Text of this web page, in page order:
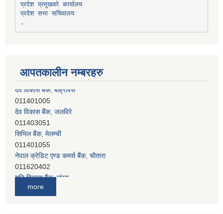
प्रदेश प्रमुखको कार्यालय
प्रदेश सभा सचिवालय
आपतकालीन नम्बरहरु
देव विकास बैंक, जलविरे
011403051
सिभिल बैंक, मेलम्ची
011401055
नेपाल क्रेडिट एण्ड कमर्स बैंक, चाैतारा
011620402
यति विकास बैंक, मांखा
011482150
more